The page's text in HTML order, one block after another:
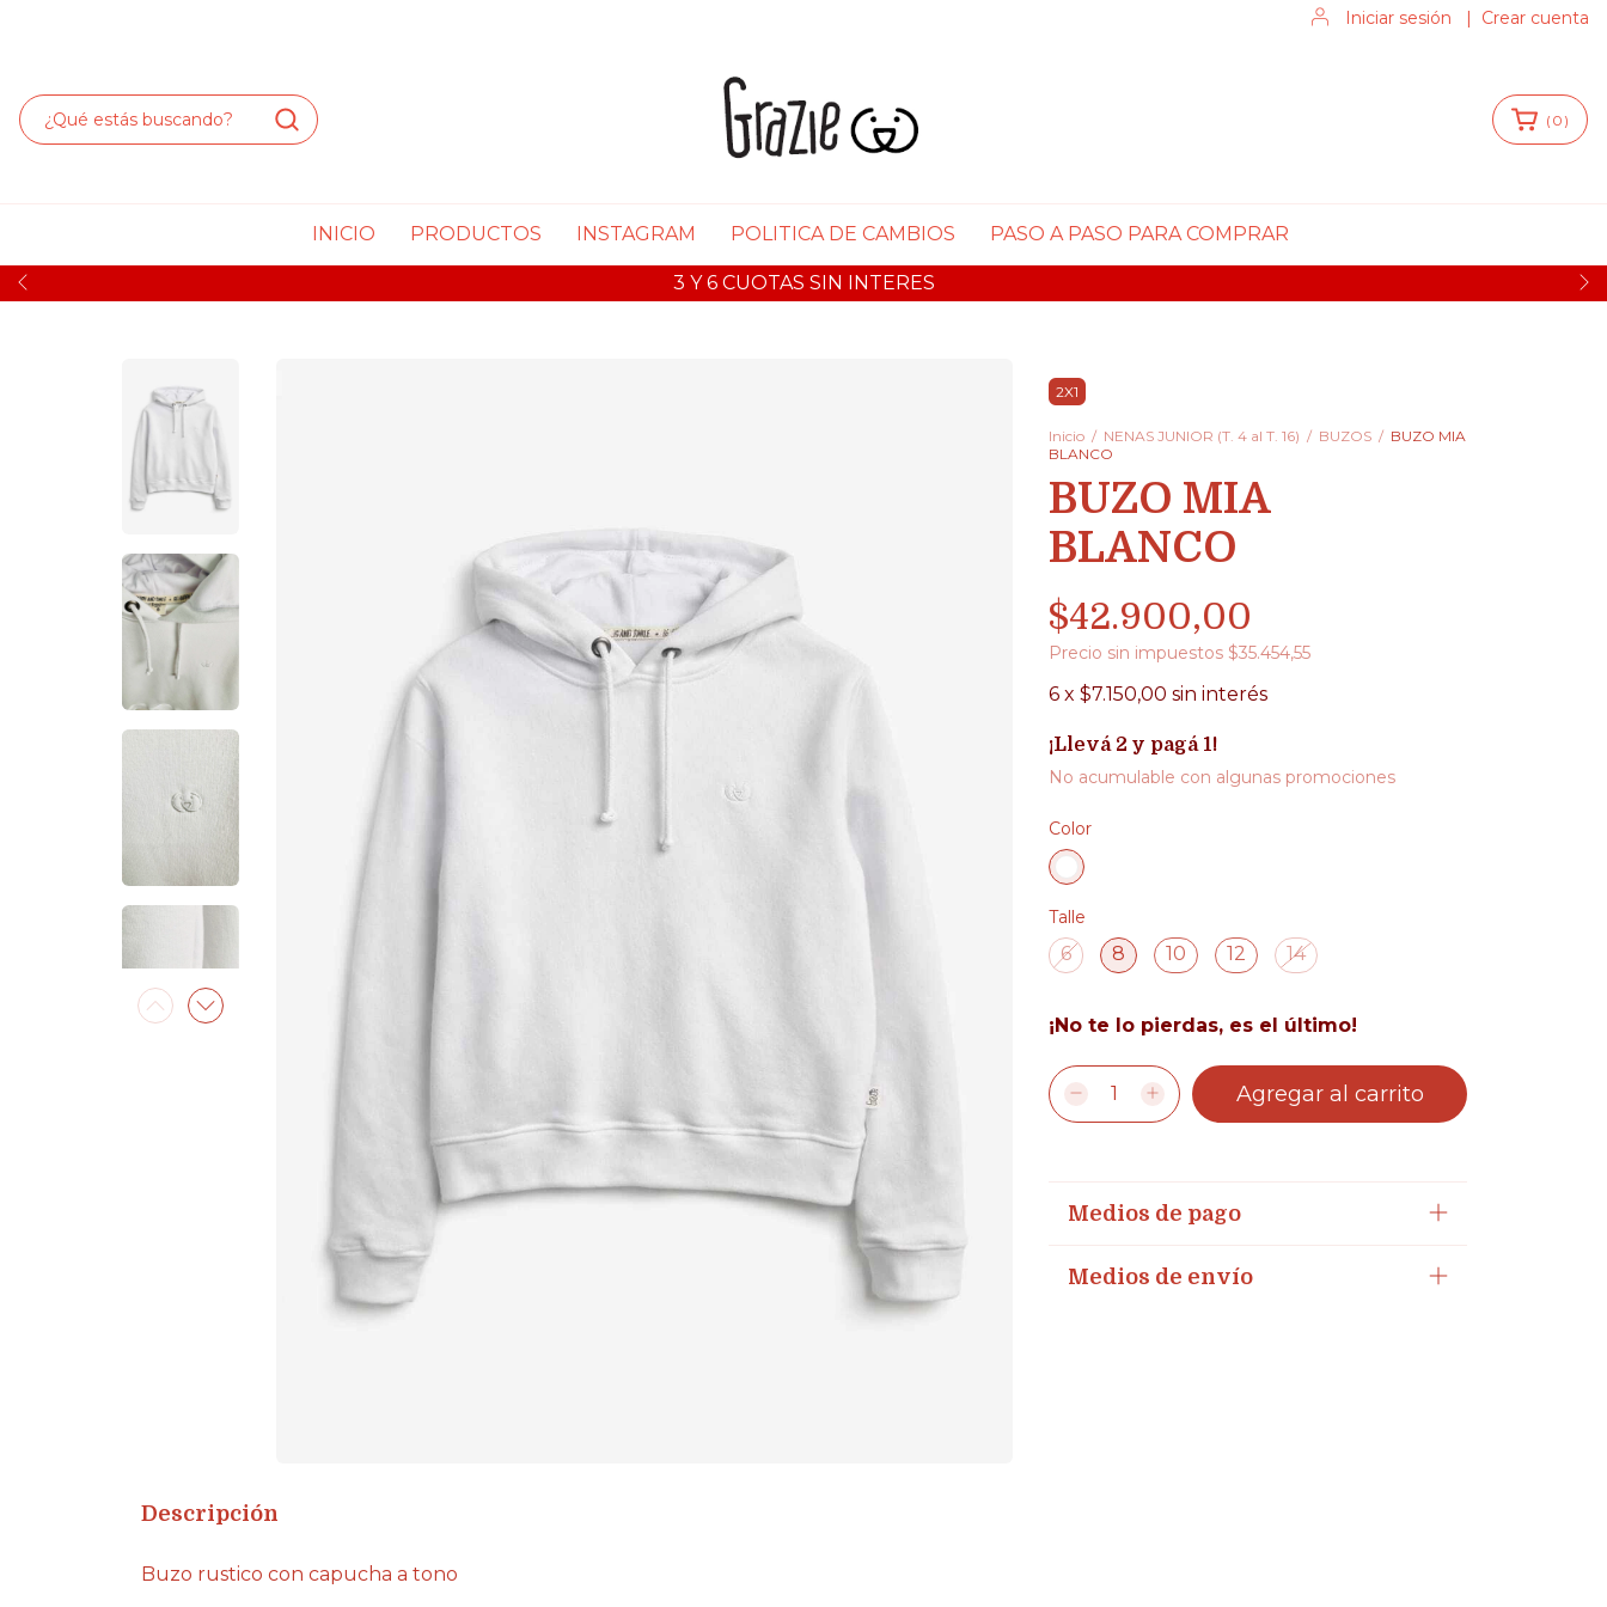
Iniciar sesión | Crear cuenta
3 Y 6 CUOTAS SIN INTERES
( 0 )
INICIO PRODUCTOS INSTAGRAM POLITICA DE CAMBIOS PASO A PASO PARA COMPRAR
2X1
Inicio / NENAS JUNIOR (T. 4 al T. 16) / BUZOS / BUZO MIA
BLANCO
BUZO MIA
BLANCO
$42.900,00
Precio sin impuestos $35.454,55
6 x $7.150,00 sin interés
¡Llevá 2 y pagá 1!
No acumulable con algunas promociones
Color
Talle
6 8 10 12 14
¡No te lo pierdas, es el último!
Medios de pago
Medios de envío
Descripción
Buzo rustico con capucha a tono